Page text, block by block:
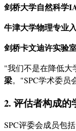
剑桥大学自然科学
牛津大学物理专业
剑桥卡文迪许实验
"我们不是在降低大
梁。"SPC学术委员
2. 评估者构成的
SPC评委会成员包括